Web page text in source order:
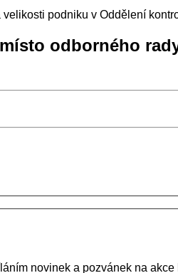
podniku v Oddělení
odborného
novinek a pozvánek na